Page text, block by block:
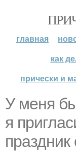
главная
как
прически и
У меня
я
праздник